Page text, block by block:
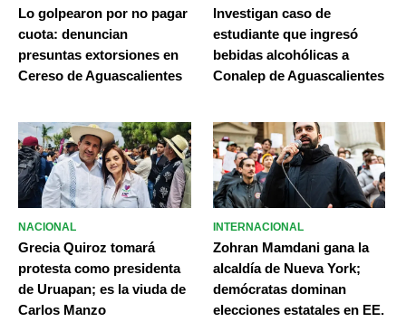
Lo golpearon por no pagar
cuota: denuncian
presuntas extorsiones en
Cereso de Aguascalientes
Investigan caso de
estudiante que ingresó
bebidas alcohólicas a
Conalep de Aguascalientes
NACIONAL
Grecia Quiroz tomará
protesta como presidenta
de Uruapan; es la viuda de
Carlos Manzo
INTERNACIONAL
Zohran Mamdani gana la
alcaldía de Nueva York;
demócratas dominan
elecciones estatales en EE.